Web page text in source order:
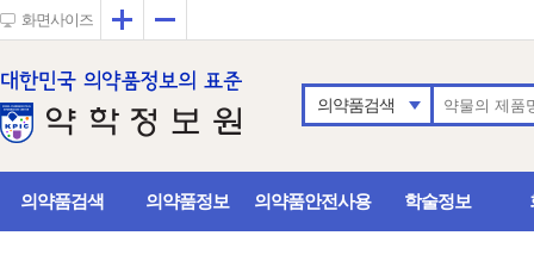
화면사이즈 확대
의약품검색
의약품검색 의약품정보 의약품안전사용 학술정보